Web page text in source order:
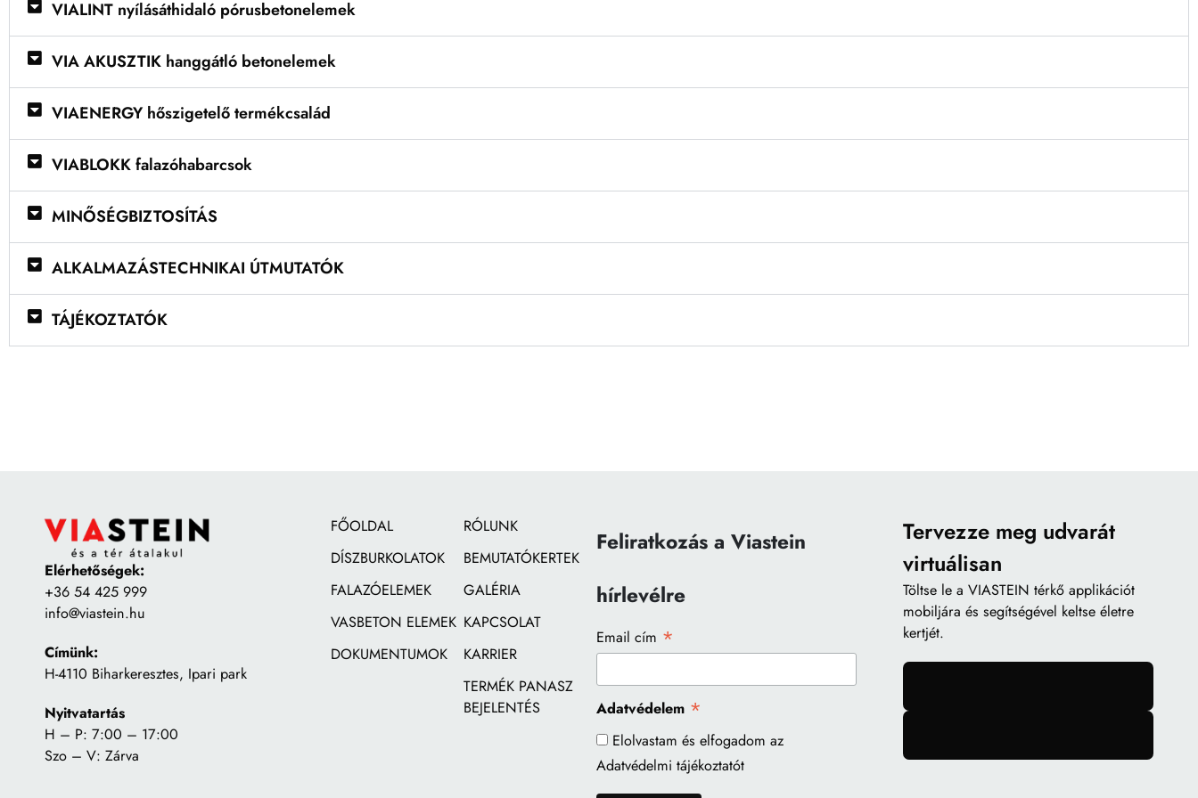
VIALINT nyílásáthidaló pórusbetonelemek
VIA AKUSZTIK hanggátló betonelemek
VIAENERGY hőszigetelő termékcsalád
VIABLOKK falazóhabarcsok
MINŐSÉGBIZTOSÍTÁS
ALKALMAZÁSTECHNIKAI ÚTMUTATÓK
TÁJÉKOZTATÓK
Elérhetőségek:
+36 54 425 999
info@viastein.hu
Címünk:
H-4110 Biharkeresztes, Ipari park
Nyitvatartás
H – P: 7:00 – 17:00
Szo – V: Zárva
FŐOLDAL
DÍSZBURKOLATOK
FALAZÓELEMEK
VASBETON ELEMEK
DOKUMENTUMOK
RÓLUNK
BEMUTATÓKERTEK
GALÉRIA
KAPCSOLAT
KARRIER
TERMÉK PANASZ
BEJELENTÉS
Feliratkozás a Viastein
hírlevélre
Email cím *
Adatvédelem *
Elolvastam és elfogadom az
Adatvédelmi tájékoztatót
Tervezze meg udvarát
virtuálisan
Töltse le a VIASTEIN térkő applikációt
mobiljára és segítségével keltse életre
kertjét.